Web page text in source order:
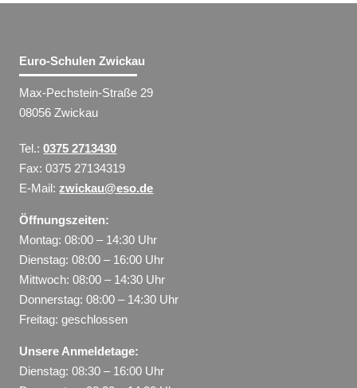
Euro-Schulen Zwickau
Max-Pechstein-Straße 29
08056 Zwickau
Tel.:0375 2713430
Fax: 0375 27134319
E-Mail:zwickau@eso.de
Öffnungszeiten:
Montag: 08:00 – 14:30 Uhr
Dienstag: 08:00 – 16:00 Uhr
Mittwoch: 08:00 – 14:30 Uhr
Donnerstag: 08:00 – 14:30 Uhr
Freitag: geschlossen
Unsere Anmeldetage:
Dienstag: 08:30 – 16:00 Uhr